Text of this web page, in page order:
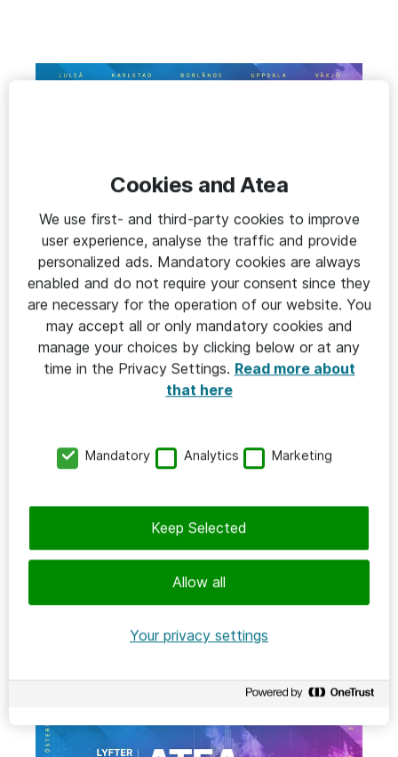
EVENT
5 november 2026 Ronneby
Atea IT-arena i Ronneby
10 november 2026
Atea IT-arena i Skellefteå
Cookies and Atea
We use first- and third-party cookies to improve
user experience, analyse the traffic and provide
personalized ads. Mandatory cookies are always
enabled and do not require your consent since they
are necessary for the operation of our website. You
may accept all or only mandatory cookies and
manage your choices by clicking below or at any
time in the Privacy Settings. Read more about
that here
Mandatory Analytics Marketing
Allow all
Keep Selected
Your privacy settings